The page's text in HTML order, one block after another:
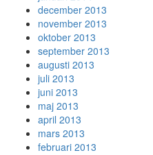
december 2013
november 2013
oktober 2013
september 2013
augusti 2013
juli 2013
juni 2013
maj 2013
april 2013
mars 2013
februari 2013